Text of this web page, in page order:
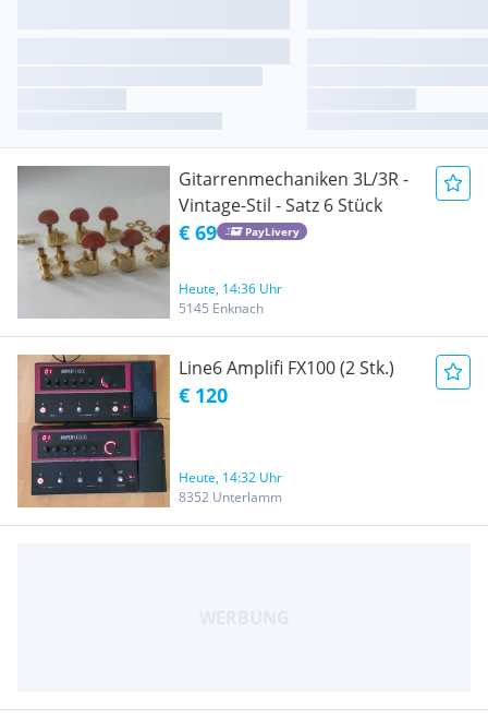
Gitarrenmechaniken 3L/3R -
Vintage-Stil - Satz 6 Stück
€ 69 PayLivery
Heute, 14:36 Uhr
5145 Enknach
Line6 Amplifi FX100 (2 Stk.)
€ 120
Heute, 14:32 Uhr
8352 Unterlamm